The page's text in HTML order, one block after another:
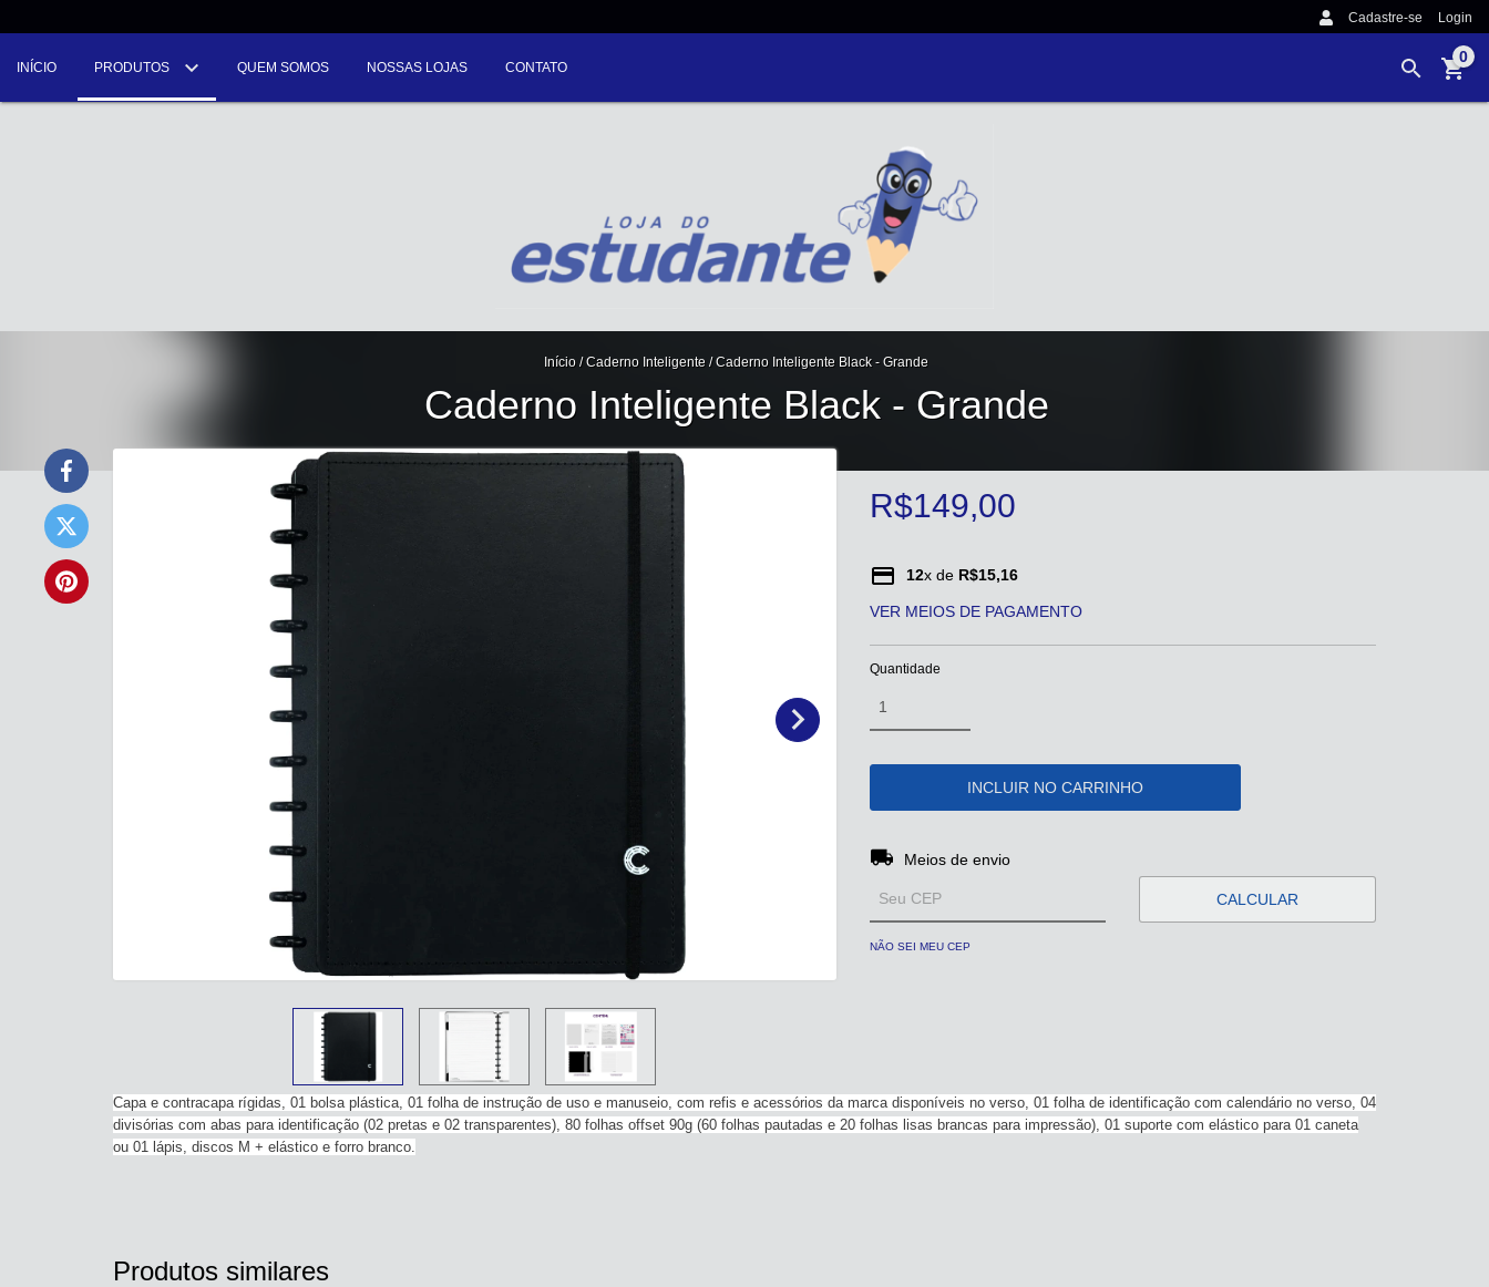
Cadastre-se Login
INÍCIO PRODUTOS QUEM SOMOS NOSSAS LOJAS CONTATO
0
Início / Caderno Inteligente / Caderno Inteligente Black - Grande
Caderno Inteligente Black - Grande
R$149,00
12x de R$15,16
VER MEIOS DE PAGAMENTO
Quantidade
Entregas para o CEP:
Meios de envio
CALCULAR
NÃO SEI MEU CEP
Capa e contracapa rígidas, 01 bolsa plástica, 01 folha de instrução de uso e manuseio, com refis e acessórios da marca disponíveis no verso, 01 folha de identificação com calendário no verso, 04
divisórias com abas para identificação (02 pretas e 02 transparentes), 80 folhas offset 90g (60 folhas pautadas e 20 folhas lisas brancas para impressão), 01 suporte com elástico para 01 caneta
ou 01 lápis, discos M + elástico e forro branco.
Produtos similares